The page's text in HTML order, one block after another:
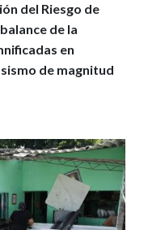
del Riesgo de
de la
en
de magnitud